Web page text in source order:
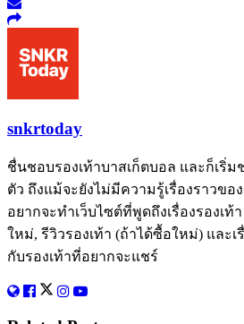
snkrtoday
ชื่นชอบรองเท้าบาสเก็ตบอล และก็เริ่ม
ตัว ถึงแม้จะยังไม่มีความรู้เรื่องราวขอ
อยากจะทำเว็บไซต์ที่พูดถึงเรื่องรองเท้
ใหม่, รีวิวรองเท้า (ถ้าได้ซื้อใหม่) และเ
กับรองเท้าที่อยากจะแชร์